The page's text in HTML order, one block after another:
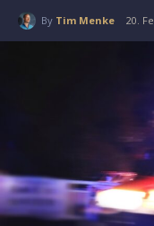
By Tim Menke 20.